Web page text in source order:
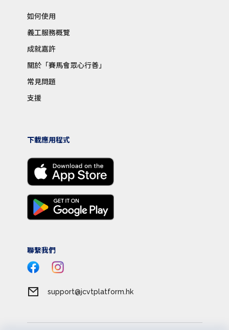
如何使用
義工服務概覽
成就嘉許
關於「賽馬會眾心行善」
常見問題
支援
下載應用程式
聯繫我們
support@jcvtplatform.hk